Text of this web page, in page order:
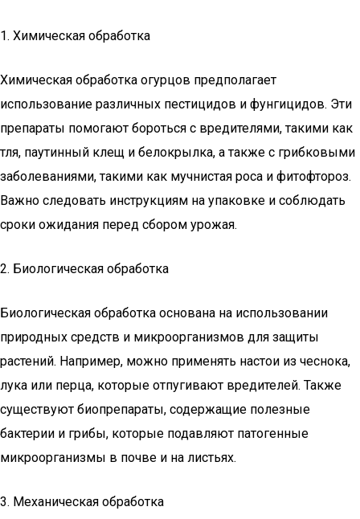
1. Химическая обработка
Химическая обработка огурцов предполагает
использование различных пестицидов и фунгицидов. Эти
препараты помогают бороться с вредителями, такими как
тля, паутинный клещ и белокрылка, а также с грибковыми
заболеваниями, такими как мучнистая роса и фитофтороз.
Важно следовать инструкциям на упаковке и соблюдать
сроки ожидания перед сбором урожая.
2. Биологическая обработка
Биологическая обработка основана на использовании
природных средств и микроорганизмов для защиты
растений. Например, можно применять настои из чеснока,
лука или перца, которые отпугивают вредителей. Также
существуют биопрепараты, содержащие полезные
бактерии и грибы, которые подавляют патогенные
микроорганизмы в почве и на листьях.
3. Механическая обработка